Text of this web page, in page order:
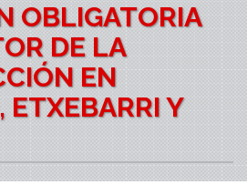
OBLIGATORIA
DE LA
EN
ETXEBARRI Y